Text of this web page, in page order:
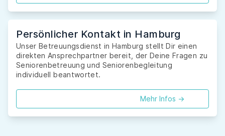
Persönlicher Kontakt in Hamburg
Unser Betreuungsdienst in Hamburg stellt Dir einen
direkten Ansprechpartner bereit, der Deine Fragen zu
Seniorenbetreuung und Seniorenbegleitung
individuell beantwortet.
Mehr Infos ->